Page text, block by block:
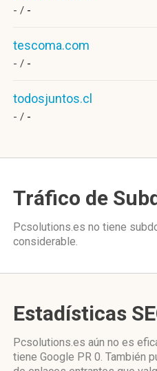
- / -
tescoma.com
- / -
todosjuntos.cl
- / -
Tráfico de
Pcsolutions.es no tiene
considerable.
Estadísticas
Pcsolutions.es aún no es
tiene Google PR 0. También